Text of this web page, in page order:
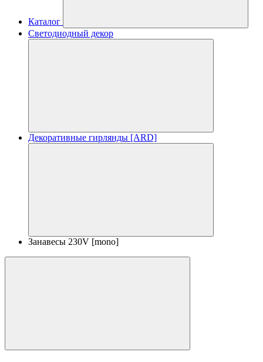
Каталог
Светодиодный декор
Декоративные гирлянды [ARD]
Занавесы 230V [mono]